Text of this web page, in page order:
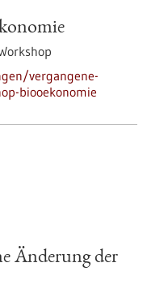
vergangene-
biooekonomie
Änderung der